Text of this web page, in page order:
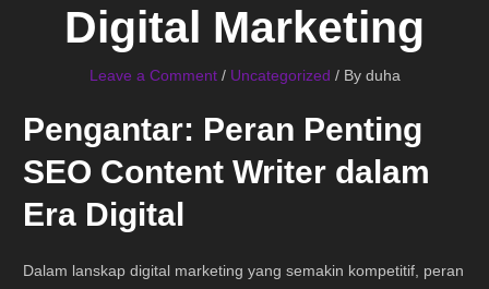
Digital Marketing
Leave a Comment / Uncategorized / By duha
Pengantar: Peran Penting
SEO Content Writer dalam
Era Digital
Dalam lanskap digital marketing yang semakin kompetitif, peran